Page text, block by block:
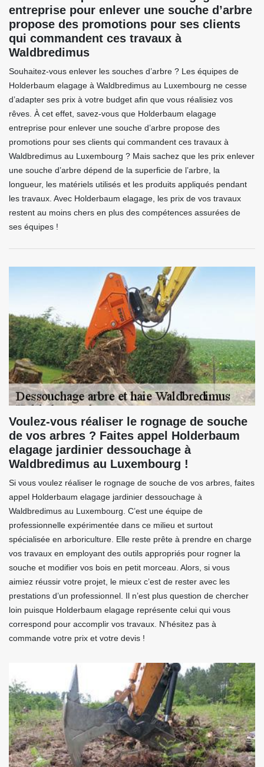
entreprise pour enlever une souche d’arbre
propose des promotions pour ses clients
qui commandent ces travaux à
Waldbredimus
Souhaitez-vous enlever les souches d’arbre ? Les équipes de
Holderbaum elagage à Waldbredimus au Luxembourg ne cesse
d’adapter ses prix à votre budget afin que vous réalisiez vos
rêves. À cet effet, savez-vous que Holderbaum elagage
entreprise pour enlever une souche d’arbre propose des
promotions pour ses clients qui commandent ces travaux à
Waldbredimus au Luxembourg ? Mais sachez que les prix enlever
une souche d’arbre dépend de la superficie de l’arbre, la
longueur, les matériels utilisés et les produits appliqués pendant
les travaux. Avec Holderbaum elagage, les prix de vos travaux
restent au moins chers en plus des compétences assurées de
ses équipes !
Voulez-vous réaliser le rognage de souche
de vos arbres ? Faites appel Holderbaum
elagage jardinier dessouchage à
Waldbredimus au Luxembourg !
Si vous voulez réaliser le rognage de souche de vos arbres, faites
appel Holderbaum elagage jardinier dessouchage à
Waldbredimus au Luxembourg. C’est une équipe de
professionnelle expérimentée dans ce milieu et surtout
spécialisée en arboriculture. Elle reste prête à prendre en charge
vos travaux en employant des outils appropriés pour rogner la
souche et modifier vos bois en petit morceau. Alors, si vous
aimiez réussir votre projet, le mieux c’est de rester avec les
prestations d’un professionnel. Il n’est plus question de chercher
loin puisque Holderbaum elagage représente celui qui vous
correspond pour accomplir vos travaux. N’hésitez pas à
commande votre prix et votre devis !